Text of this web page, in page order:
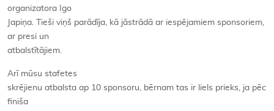
organizatora Igo
Japiņa. Tieši viņš parādīja, kā jāstrādā ar iespējamiem sponsoriem,
ar presi un
atbalstītājiem.
Arī mūsu stafetes
skrējienu atbalsta ap 10 sponsoru, bērnam tas ir liels prieks, ja pēc
finiša